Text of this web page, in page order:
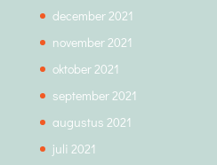
december 2021
november 2021
oktober 2021
september 2021
augustus 2021
juli 2021